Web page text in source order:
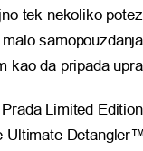
tek nekoliko
kao da pripada
Limited
Ultimate